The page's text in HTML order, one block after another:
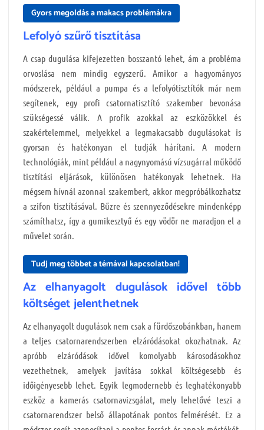
Gyors megoldás a makacs problémákra
Lefolyó szűrő tisztítása
A csap dugulása kifejezetten bosszantó lehet, ám a probléma
orvoslása nem mindig egyszerű. Amikor a hagyományos
módszerek, például a pumpa és a lefolyótisztítók már nem
segítenek, egy profi csatornatisztító szakember bevonása
szükségessé válik. A profik azokkal az eszközökkel és
szakértelemmel, melyekkel a legmakacsabb dugulásokat is
gyorsan és hatékonyan el tudják hárítani. A modern
technológiák, mint például a nagynyomású vízsugárral működő
tisztítási eljárások, különösen hatékonyak lehetnek. Ha
mégsem hívnál azonnal szakembert, akkor megpróbálkozhatsz
a szifon tisztításával. Bűzre és szennyeződésekre mindenképp
számíthatsz, így a gumikesztyű és egy vödör ne maradjon el a
művelet során.
Tudj meg többet a témával kapcsolatban!
Az elhanyagolt dugulások idővel több
költséget jelenthetnek
Az elhanyagolt dugulások nem csak a fürdőszobánkban, hanem
a teljes csatornarendszerben elzáródásokat okozhatnak. Az
apróbb elzáródások idővel komolyabb károsodásokhoz
vezethetnek, amelyek javítása sokkal költségesebb és
időigényesebb lehet. Egyik legmodernebb és leghatékonyabb
eszköz a kamerás csatornavizsgálat, mely lehetővé teszi a
csatornarendszer belső állapotának pontos felmérését. Ez a